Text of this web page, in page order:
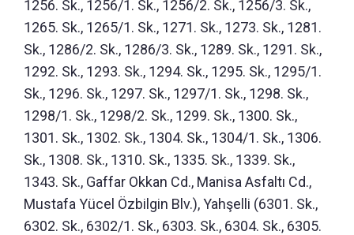
1256. Sk., 1256/1. Sk., 1256/2. Sk., 1256/3. Sk.,
1265. Sk., 1265/1. Sk., 1271. Sk., 1273. Sk., 1281.
Sk., 1286/2. Sk., 1286/3. Sk., 1289. Sk., 1291. Sk.,
1292. Sk., 1293. Sk., 1294. Sk., 1295. Sk., 1295/1.
Sk., 1296. Sk., 1297. Sk., 1297/1. Sk., 1298. Sk.,
1298/1. Sk., 1298/2. Sk., 1299. Sk., 1300. Sk.,
1301. Sk., 1302. Sk., 1304. Sk., 1304/1. Sk., 1306.
Sk., 1308. Sk., 1310. Sk., 1335. Sk., 1339. Sk.,
1343. Sk., Gaffar Okkan Cd., Manisa Asfaltı Cd.,
Mustafa Yücel Özbilgin Blv.), Yahşelli (6301. Sk.,
6302. Sk., 6302/1. Sk., 6303. Sk., 6304. Sk., 6305.